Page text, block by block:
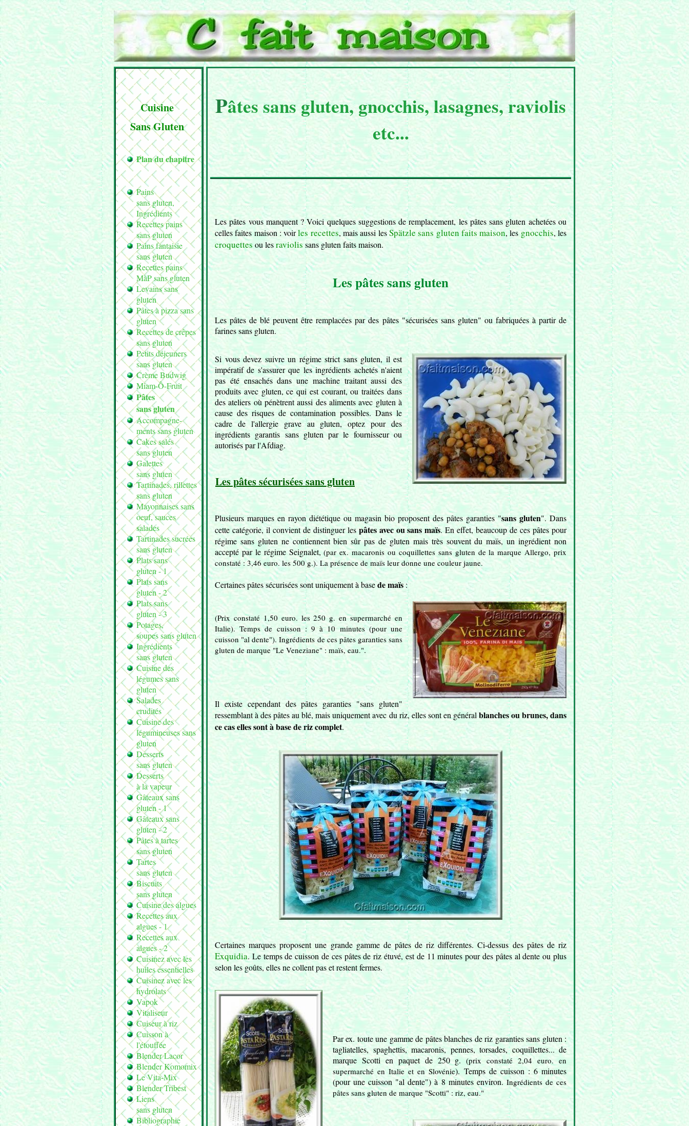
Cuisine
Sans Gluten
Plan du chapitre
Pains
sans gluten,
Ingrédients
Recettes pains
sans gluten
Pains fantaisie
sans gluten
Recettes pains
MàP sans gluten
Levains sans
gluten
Pâtes à pizza sans
gluten
Recettes de crêpes
sans gluten
Petits déjeuners
sans gluten
Crème Budwig
Miam-Ô-Fruit
Pâtes
sans gluten
Accompagne-
ments sans gluten
Cakes salés
sans gluten
Galettes
sans gluten
Tartinades, rillettes
sans gluten
Mayonnaises sans
oeuf, sauces
salades
Tartinades sucrées
sans gluten
Plats sans
gluten - 1
Plats sans
gluten - 2
Plats sans
gluten - 3
Potages,
soupes sans gluten
Ingrédients
sans gluten
Cuisine des
légumes sans
gluten
Salades
crudités
Cuisine des
légumineuses sans
gluten
Desserts
sans gluten
Desserts
à la vapeur
Gâteaux sans
gluten - 1
Gâteaux sans
gluten - 2
Pâtes à tartes
sans gluten
Tartes
sans gluten
Biscuits
sans gluten
Cuisine des algues
Recettes aux
algues - 1
Recettes aux
algues - 2
Cuisinez avec les
huiles essentielles
Cuisinez avec les
hydrolats
Vapok
Vitaliseur
Cuiseur à riz
Cuisson à
l'étouffée
Blender Lacor
Blender Komomix
Le Vita-Mix
Blender Tribest
Liens
sans gluten
Bibliographie
Pâtes sans gluten, gnocchis, lasagnes, raviolis
etc...
Les pâtes vous manquent ? Voici quelques suggestions de remplacement, les pâtes sans gluten achetées ou
celles faites maison : voirles recettes, mais aussi lesSpätzle sans gluten faits maison, les gnocchis, les
croquettes ou lesraviolis sans gluten faits maison.
Les pâtes sans gluten
Les pâtes de blé peuvent être remplacées par des pâtes "sécurisées sans gluten" ou fabriquées à partir de
farines sans gluten.
Si vous devez suivre un régime strict sans gluten, il est
impératif de s'assurer que les ingrédients achetés n'aient
pas été ensachés dans une machine traitant aussi des
produits avec gluten, ce qui est courant, ou traitées dans
des ateliers où pénètrent aussi des aliments avec gluten à
cause des risques de contamination possibles. Dans le
cadre de l'allergie grave au gluten, optez pour des
ingrédients garantis sans gluten par le fournisseur ou
autorisés par l'Afdiag.
Les pâtes sécurisées sans gluten
Plusieurs marques en rayon diététique ou magasin bio proposent des pâtes garanties "sans gluten". Dans
cette catégorie, il convient de distinguer lespâtes avec ou sans maïs. En effet, beaucoup de ces pâtes pour
régime sans gluten ne contiennent bien sûr pas de gluten mais très souvent du maïs, un ingrédient non
accepté par le régime Seignalet,(par ex. macaronis ou coquillettes sans gluten de la marque Allergo, prix
constaté : 3,46 euro. les 500 g.). La présence de maïs leur donne une couleur jaune.
Certaines pâtes sécurisées sont uniquement à basede maïs:
(Prix constaté 1,50 euro. les 250 g. en supermarché en
Italie). Temps de cuisson : 9 à 10 minutes (pour une
cuisson "al dente"). Ingrédients de ces pâtes garanties sans
gluten de marque "Le Veneziane" : maïs, eau.".
Il existe cependant des pâtes garanties "sans gluten"
ressemblant à des pâtes au blé, mais uniquement avec du riz, elles sont en généralblanches ou brunes, dans
ce cas elles sont à base de riz complet.
Certaines marques proposent une grande gamme de pâtes de riz différentes. Ci-dessus des pâtes de riz
Exquidia. Le temps de cuisson de ces pâtes de riz étuvé, est de 11 minutes pour des pâtes al dente ou plus
selon les goûts, elles ne collent pas et restent fermes.
Par ex. toute une gamme de pâtes blanches de riz garanties sans gluten :
tagliatelles, spaghettis, macaronis, pennes, torsades, coquillettes... de
marque Scotti en paquet de 250 g.(prix constaté 2,04 euro. en
supermarché en Italie et en Slovénie). Temps de cuisson : 6 minutes
(pour une cuisson "al dente") à 8 minutes environ.Ingrédients de ces
pâtes sans gluten de marque "Scotti" : riz, eau."